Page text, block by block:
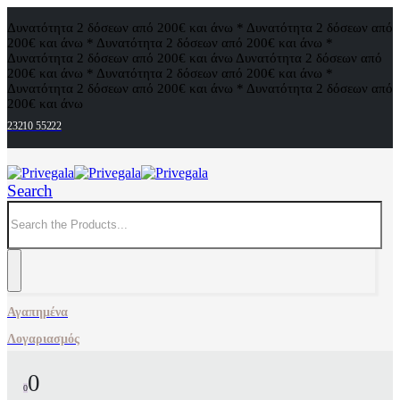
Δυνατότητα 2 δόσεων από 200€ και άνω * Δυνατότητα 2 δόσεων από
200€ και άνω * Δυνατότητα 2 δόσεων από 200€ και άνω *
Δυνατότητα 2 δόσεων από 200€ και άνω Δυνατότητα 2 δόσεων από
200€ και άνω * Δυνατότητα 2 δόσεων από 200€ και άνω *
Δυνατότητα 2 δόσεων από 200€ και άνω * Δυνατότητα 2 δόσεων από
200€ και άνω
23210 55222
Search
Αγαπημένα
Λογαριασμός
00